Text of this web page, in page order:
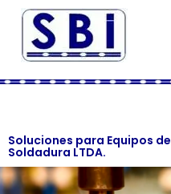
Soluciones para Equipos de
Soldadura LTDA.